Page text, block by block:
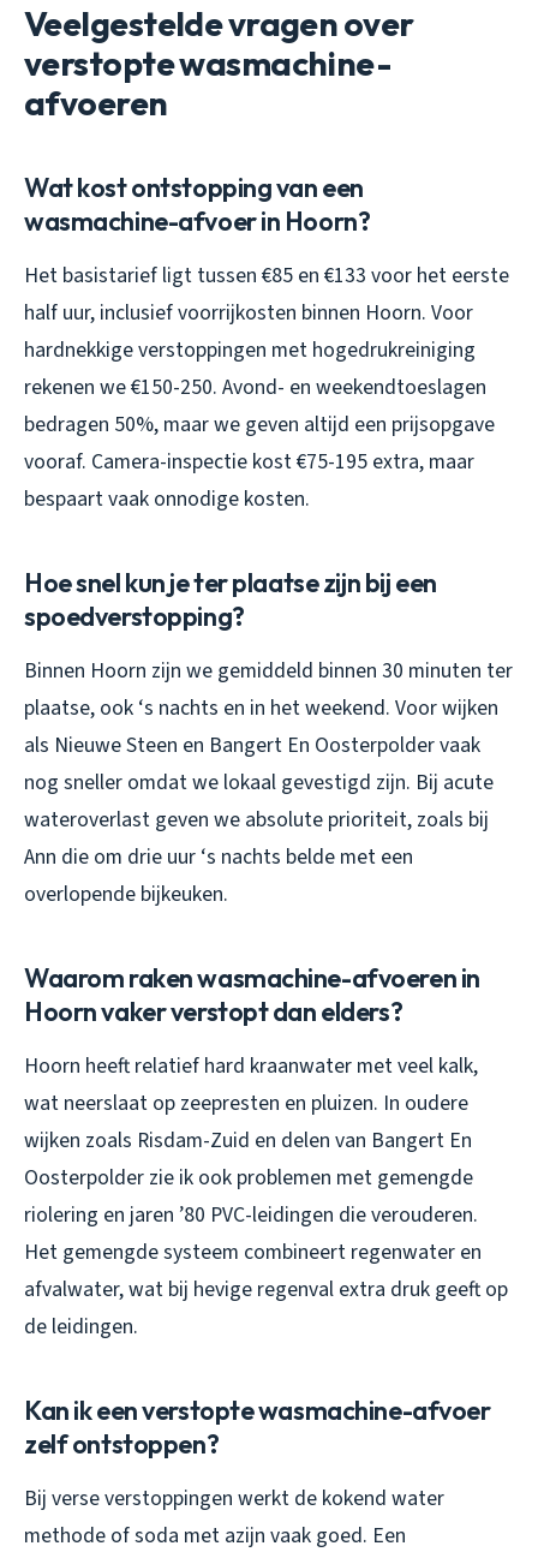
Veelgestelde vragen over
verstopte wasmachine-
afvoeren
Wat kost ontstopping van een
wasmachine-afvoer in Hoorn?
Het basistarief ligt tussen €85 en €133 voor het eerste
half uur, inclusief voorrijkosten binnen Hoorn. Voor
hardnekkige verstoppingen met hogedrukreiniging
rekenen we €150-250. Avond- en weekendtoeslagen
bedragen 50%, maar we geven altijd een prijsopgave
vooraf. Camera-inspectie kost €75-195 extra, maar
bespaart vaak onnodige kosten.
Hoe snel kun je ter plaatse zijn bij een
spoedverstopping?
Binnen Hoorn zijn we gemiddeld binnen 30 minuten ter
plaatse, ook ‘s nachts en in het weekend. Voor wijken
als Nieuwe Steen en Bangert En Oosterpolder vaak
nog sneller omdat we lokaal gevestigd zijn. Bij acute
wateroverlast geven we absolute prioriteit, zoals bij
Ann die om drie uur ‘s nachts belde met een
overlopende bijkeuken.
Waarom raken wasmachine-afvoeren in
Hoorn vaker verstopt dan elders?
Hoorn heeft relatief hard kraanwater met veel kalk,
wat neerslaat op zeepresten en pluizen. In oudere
wijken zoals Risdam-Zuid en delen van Bangert En
Oosterpolder zie ik ook problemen met gemengde
riolering en jaren ’80 PVC-leidingen die verouderen.
Het gemengde systeem combineert regenwater en
afvalwater, wat bij hevige regenval extra druk geeft op
de leidingen.
Kan ik een verstopte wasmachine-afvoer
zelf ontstoppen?
Bij verse verstoppingen werkt de kokend water
methode of soda met azijn vaak goed. Een